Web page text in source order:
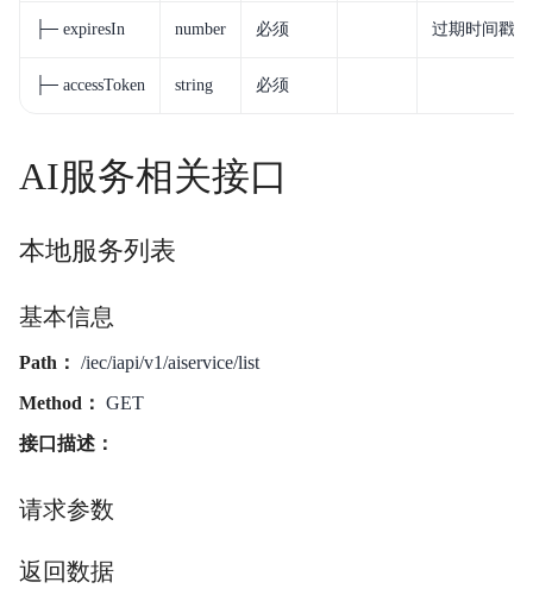
├─ expiresIn number 必须 过期时间戳
├─ accessToken string 必须
AI服务相关接口
本地服务列表
基本信息
Path： /iec/iapi/v1/aiservice/list
Method： GET
接口描述：
请求参数
返回数据